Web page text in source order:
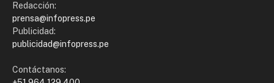
Redacción:
prensa@infopress.pe
Publicidad:
publicidad@infopress.pe
Contáctanos: